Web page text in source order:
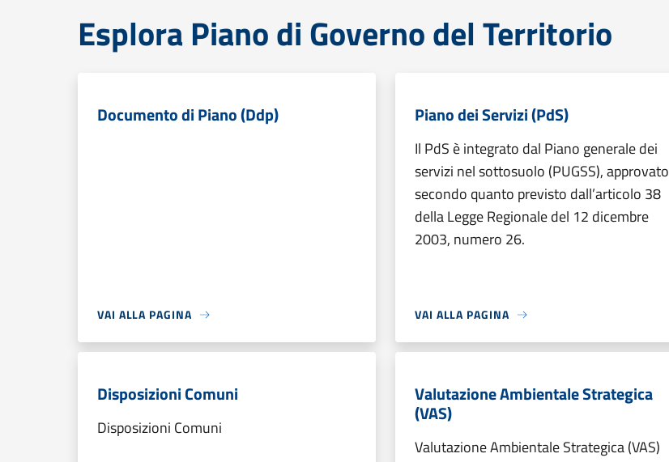
Esplora Piano di Governo del Territorio
Documento di Piano (Ddp)
VAI ALLA PAGINA
Piano dei Servizi (PdS)
Il PdS è integrato dal Piano generale dei
servizi nel sottosuolo (PUGSS), approvato
secondo quanto previsto dall’articolo 38
della Legge Regionale del 12 dicembre
2003, numero 26.
VAI ALLA PAGINA
Disposizioni Comuni
Disposizioni Comuni
Valutazione Ambientale Strategica
(VAS)
Valutazione Ambientale Strategica (VAS)